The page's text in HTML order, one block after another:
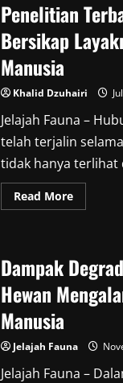
Penelitian
Bersikap
Manusia
Khalid Dzuhairi
Jelajah Fauna –
telah terjalin
tidak hanya terlihat
Read MoreRead
more
Anjing
Bisa
Bersikap
Balita
Manusia
Dampak
Hewan
Manusia
Jelajah Fauna
Jelajah Fauna –